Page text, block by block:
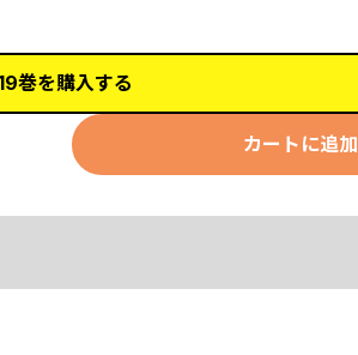
巻を購入する
カートに追加